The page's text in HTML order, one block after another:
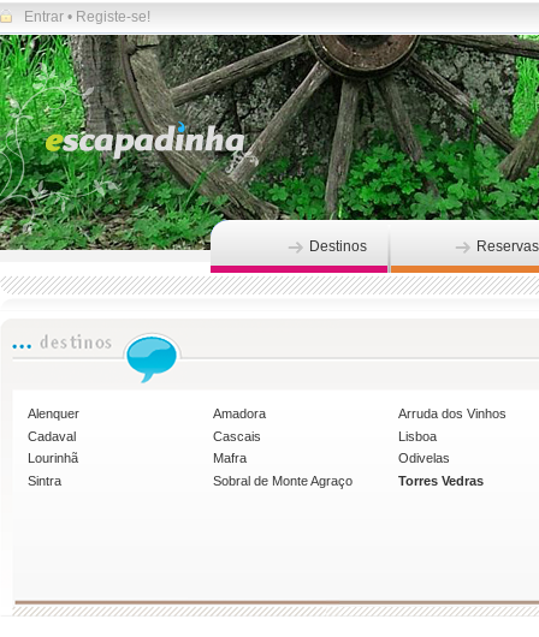
Entrar • Registe-se!
Destinos Reservas
Alenquer Amadora
Arruda dos Vinhos
Cadaval
Cascais
Lisboa
Lourinhã
Mafra
Odivelas
Sintra
Sobral de Monte Agraço Torres Vedras